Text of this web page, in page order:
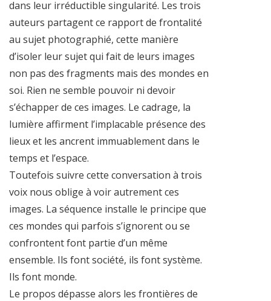
dans leur irréductible singularité. Les trois
auteurs partagent ce rapport de frontalité
au sujet photographié, cette manière
d’isoler leur sujet qui fait de leurs images
non pas des fragments mais des mondes en
soi. Rien ne semble pouvoir ni devoir
s’échapper de ces images. Le cadrage, la
lumière affirment l’implacable présence des
lieux et les ancrent immuablement dans le
temps et l’espace.
Toutefois suivre cette conversation à trois
voix nous oblige à voir autrement ces
images. La séquence installe le principe que
ces mondes qui parfois s’ignorent ou se
confrontent font partie d’un même
ensemble. Ils font société, ils font système.
Ils font monde.
Le propos dépasse alors les frontières de